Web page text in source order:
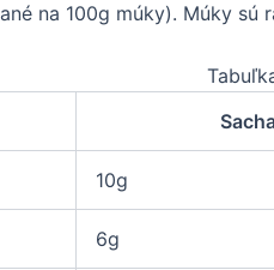
na 100g múky). Múky sú
10g
6g